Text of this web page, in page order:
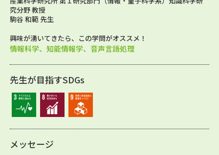
究分野 教授
駒谷 和範 先生
興味が湧いてきたら、この学問がオススメ！
情報科学、知能情報学、音声言語処理
先生が目指すSDGs
メッセージ